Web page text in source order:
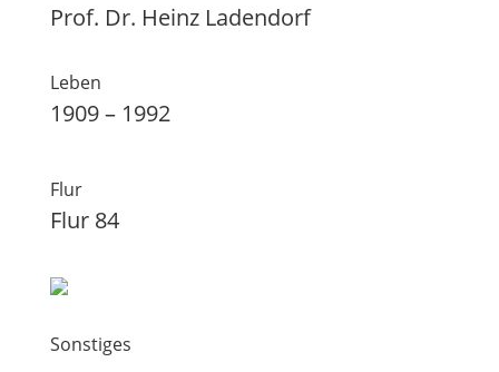
Prof. Dr. Heinz Ladendorf
Leben
1909 – 1992
Flur
Flur 84
Sonstiges